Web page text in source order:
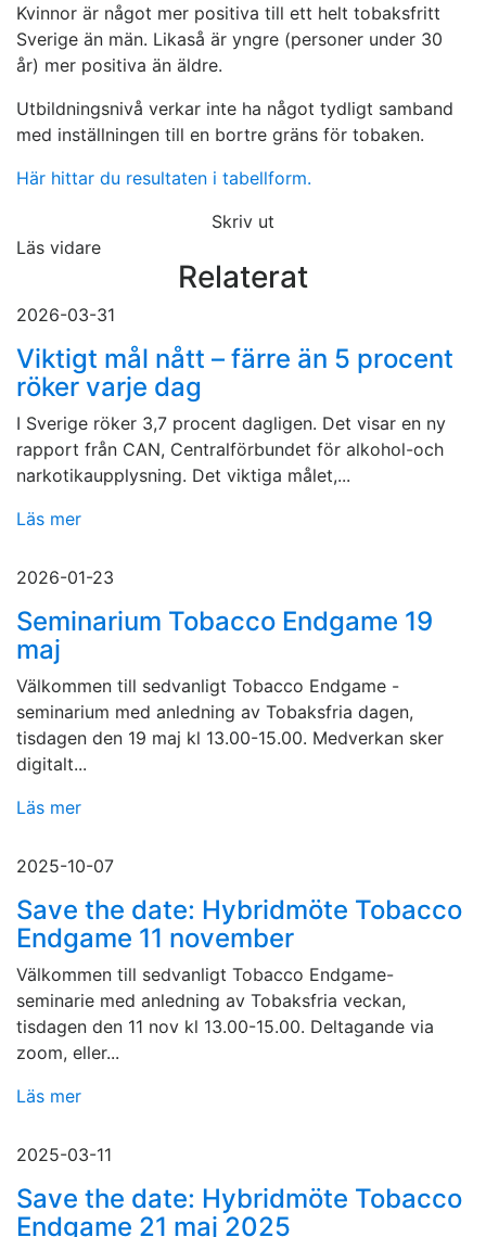
Kvinnor är något mer positiva till ett helt tobaksfritt
Sverige än män. Likaså är yngre (personer under 30
år) mer positiva än äldre.
Utbildningsnivå verkar inte ha något tydligt samband
med inställningen till en bortre gräns för tobaken.
Här hittar du resultaten i tabellform.
Skriv ut
Läs vidare
Relaterat
2026-03-31
Viktigt mål nått – färre än 5 procent
röker varje dag
I Sverige röker 3,7 procent dagligen. Det visar en ny
rapport från CAN, Centralförbundet för alkohol-och
narkotikaupplysning. Det viktiga målet,...
Läs mer
2026-01-23
Seminarium Tobacco Endgame 19
maj
Välkommen till sedvanligt Tobacco Endgame -
seminarium med anledning av Tobaksfria dagen,
tisdagen den 19 maj kl 13.00-15.00. Medverkan sker
digitalt...
Läs mer
2025-10-07
Save the date: Hybridmöte Tobacco
Endgame 11 november
Välkommen till sedvanligt Tobacco Endgame-
seminarie med anledning av Tobaksfria veckan,
tisdagen den 11 nov kl 13.00-15.00. Deltagande via
zoom, eller...
Läs mer
2025-03-11
Save the date: Hybridmöte Tobacco
Endgame 21 maj 2025